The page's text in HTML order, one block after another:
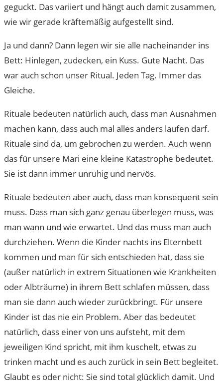
geguckt. Das variiert und hängt auch damit zusammen,
wie wir gerade kräftemäßig aufgestellt sind.
Ja und dann? Dann legen wir sie alle nacheinander ins
Bett: Hinlegen, zudecken, ein Kuss. Gute Nacht. Das
war auch schon unser Ritual. Jeden Tag. Immer das
Gleiche.
Rituale bedeuten natürlich auch, dass man Ausnahmen
machen kann, dass auch mal alles anders laufen darf.
Rituale sind da, um gebrochen zu werden. Auch wenn
das für unsere Mari eine kleine Katastrophe bedeutet.
Sie ist dann immer unruhig und nervös.
Rituale bedeuten aber auch, dass man konsequent sein
muss. Dass man sich ganz genau überlegen muss, was
man wann und wie erwartet. Und das muss man auch
durchziehen. Wenn die Kinder nachts ins Elternbett
kommen und man für sich entschieden hat, dass sie
(außer natürlich in extrem Situationen wie Krankheiten
oder Albträume) in ihrem Bett schlafen müssen, dass
man sie dann auch wieder zurückbringt. Für unsere
Kinder ist das nie ein Problem. Aber das bedeutet
natürlich, dass einer von uns aufsteht, mit dem
jeweiligen Kind spricht, mit ihm kuschelt, etwas zu
trinken macht und es auch zurück in sein Bett begleitet.
Glaubt es oder nicht: Sie sind total glücklich damit. Und